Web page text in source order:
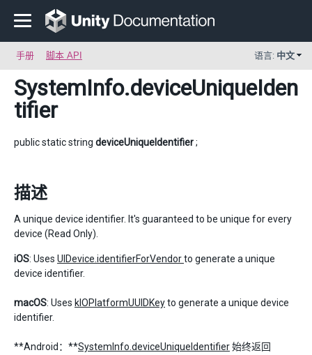
手册 脚本 API 语言: 中文
SystemInfo.deviceUniqueIden
tifier
public static string deviceUniqueIdentifier;
描述
A unique device identifier. It's guaranteed to be unique for every
device (Read Only).
iOS: Uses UIDevice.identifierForVendorto generate a unique
device identifier.
macOS: Uses kIOPlatformUUIDKeyto generate a unique device
identifier.
**Android：**SystemInfo.deviceUniqueIdentifier始终返回